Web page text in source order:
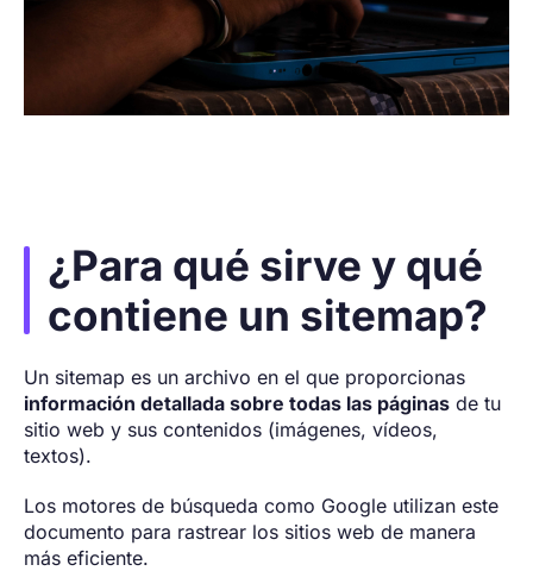
¿Para qué sirve y qué
contiene un sitemap?
Un sitemap es un archivo en el que proporcionas
información detallada sobre todas las páginas de tu
sitio web y sus contenidos (imágenes, vídeos,
textos).
Los motores de búsqueda como Google utilizan este
documento para rastrear los sitios web de manera
más eficiente.